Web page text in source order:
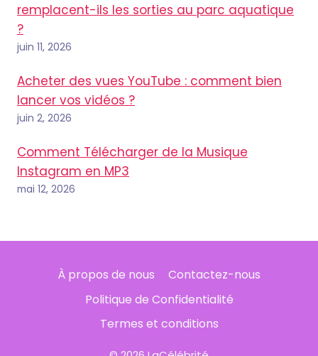
remplacent-ils les sorties au parc aquatique
?
juin 11, 2026
Acheter des vues YouTube : comment bien
lancer vos vidéos ?
juin 2, 2026
Comment Télécharger de la Musique
Instagram en MP3
mai 12, 2026
À propos de nous
Contactez-nous
Politique de Confidentialité
Termes et conditions